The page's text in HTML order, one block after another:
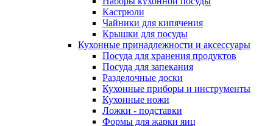
Кастрюли
Чайники для кипячения
Крышки для посуды
Кухонные принадлежности и аксессуары
Посуда для хранения продуктов
Посуда для запекания
Разделочные доски
Кухонные приборы и инструменты
Кухонные ножи
Ложки - подставки
Формы для жарки яиц